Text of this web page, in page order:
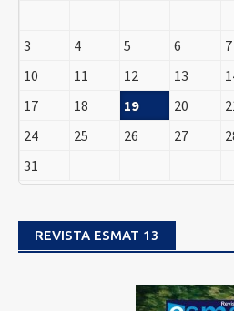
3
4 5 6 7
10
11 12 13
17
18 19 20
24
25 26 27
31
REVISTA ESMAT 13